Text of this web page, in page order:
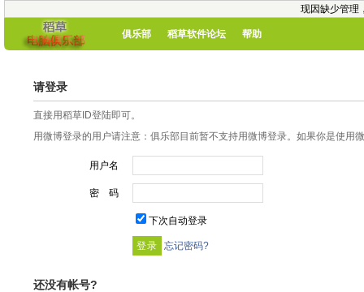
现因缺少管理
俱乐部 稻草软件论坛 帮助
请登录
直接用稻草ID登陆即可。
用微博登录的用户请注意：俱乐部目前暂不支持用微博登录。如果你是使用
用户名
密 码
下次自动登录
忘记密码?
还没有帐号?